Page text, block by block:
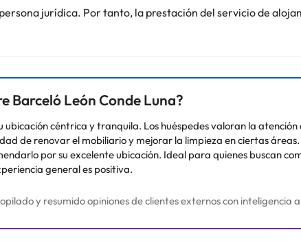
tradicional leonesa, además de una amplia carta
(abierto de las 20h a las 2h de la madrugada) donde
contáctanos.
jurídica. Por tanto, la prestación del servicio de
Barceló León Conde Luna?
ubicación céntrica y tranquila. Los huéspedes valoran la
de renovar el mobiliario y mejorar la limpieza en ciertas
por su excelente ubicación. Ideal para quienes buscan
general es positiva.
y resumido opiniones de clientes externos con inteligencia